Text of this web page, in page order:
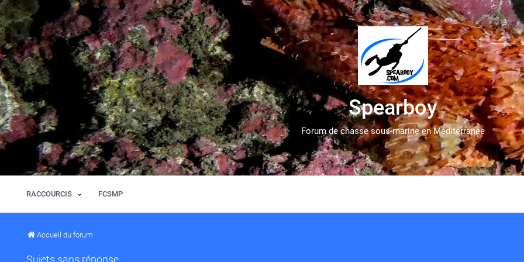
Spearboy
Forum de chasse sous-marine en Méditerranée
RACCOURCIS FCSMP
Accueil du forum
Sujets sans réponse